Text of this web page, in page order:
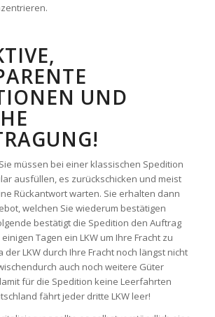
UND
müssen bei einer klassischen Spedition
ausfüllen, es zurückschicken und meist
Rückantwort warten. Sie erhalten dann
welchen Sie wiederum bestätigen
bestätigt die Spedition den Auftrag
Tagen ein LKW um Ihre Fracht zu
LKW durch Ihre Fracht noch längst nicht
auch noch weitere Güter
für die Spedition keine Leerfahrten
fährt jeder dritte LKW leer!